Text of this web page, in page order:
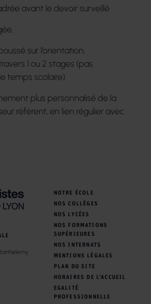
avant le devoir surveillé
sur l’orientation,
1 ou 2 stages (pas
temps scolaire)
plus personnalisé de la
référent, en lien régulier avec
NOTRE ÉCOLE
NOS COLLÈGES
NOS LYCÉES
NOS FORMATIONS
SUPÉRIEURES
NOS INTERNATS
MENTIONS LÉGALES
PLAN DU SITE
HORAIRES DE L’ACCUEIL
EGALITÉ
PROFESSIONNELLE